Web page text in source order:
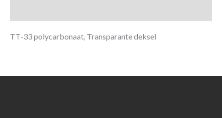
TT-33 polycarbonaat, Transparante deksel